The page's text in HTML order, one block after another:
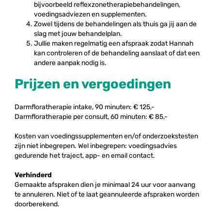
bijvoorbeeld reflexzonetherapiebehandelingen,
voedingsadviezen en supplementen.
Zowel tijdens de behandelingen als thuis ga jij aan de
slag met jouw behandelplan.
Jullie maken regelmatig een afspraak zodat Hannah
kan controleren of de behandeling aanslaat of dat een
andere aanpak nodig is.
Prijzen en vergoedingen
Darmfloratherapie intake, 90 minuten: € 125,-
Darmfloratherapie per consult, 60 minuten: € 85,-
Kosten van voedingssupplementen en/of onderzoekstesten
zijn niet inbegrepen. Wel inbegrepen: voedingsadvies
gedurende het traject, app- en email contact.
Verhinderd
Gemaakte afspraken dien je minimaal 24 uur voor aanvang
te annuleren. Niet of te laat geannuleerde afspraken worden
doorberekend.